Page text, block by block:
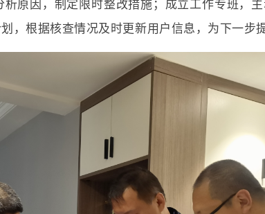
原因，制定限时整改措施；成立工作专班，
，根据核查情况及时更新用户信息，为下一步